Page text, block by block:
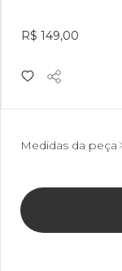
R$ 149,00
Medidas da peça